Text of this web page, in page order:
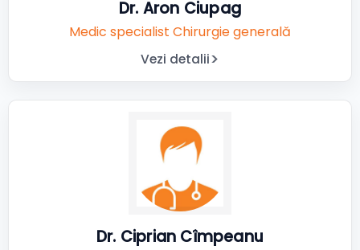
Dr. Aron Ciupag
Medic specialist Chirurgie generală
Vezi detalii
Dr. Ciprian Cîmpeanu